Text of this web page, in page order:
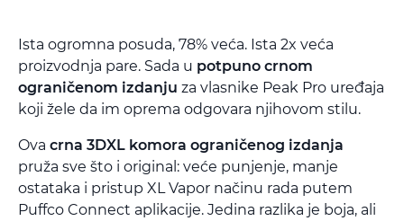
Ista ogromna posuda, 78% veća. Ista 2x veća
proizvodnja pare. Sada u potpuno crnom
ograničenom izdanju za vlasnike Peak Pro uređaja
koji žele da im oprema odgovara njihovom stilu.
Ova crna 3DXL komora ograničenog izdanja
pruža sve što i original: veće punjenje, manje
ostataka i pristup XL Vapor načinu rada putem
Puffco Connect aplikacije. Jedina razlika je boja, ali